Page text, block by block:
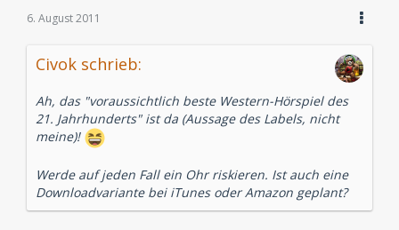
6. August 2011
Civok schrieb:
Ah, das "voraussichtlich beste Western-Hörspiel des
21. Jahrhunderts" ist da (Aussage des Labels, nicht
meine)!
Werde auf jeden Fall ein Ohr riskieren. Ist auch eine
Downloadvariante bei iTunes oder Amazon geplant?